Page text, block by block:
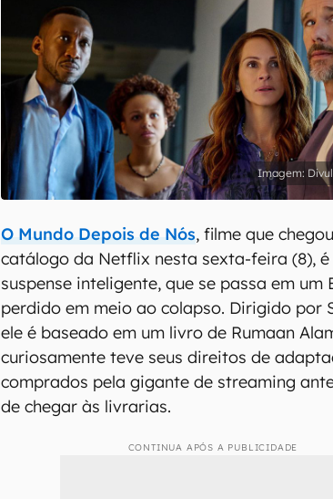
Confirmo que li, aceito e concordo com os
O Mundo Depois de Nós, filme que
catálogo da Netflix nesta sexta-feira (8), é
suspense inteligente, que se passa em um
perdido em meio ao colapso. Dirigido por
ele é baseado em um livro de Rumaan
curiosamente teve seus direitos de
comprados pela gigante de streaming
de chegar às livrarias.
CONTINUA APÓS A PUBLICIDADE